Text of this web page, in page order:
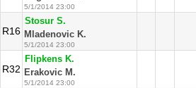
5/1/2014 23:00
R16
Stosur S.
Mladenovic K.
5/1/2014 23:00
R32
Flipkens K.
Erakovic M.
5/1/2014 23:00